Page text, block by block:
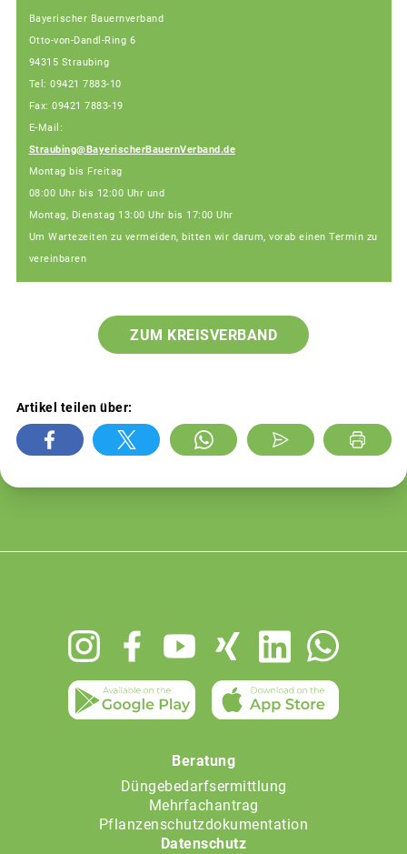
Bayerischer Bauernverband
Otto-von-Dandl-Ring 6
94315 Straubing
Tel: 09421 7883-10
Fax: 09421 7883-19
E-Mail:
Straubing@BayerischerBauernVerband.de
Montag bis Freitag
08:00 Uhr bis 12:00 Uhr und
Montag, Dienstag 13:00 Uhr bis 17:00 Uhr
Um Wartezeiten zu vermeiden, bitten wir darum, vorab einen Termin zu
vereinbaren
ZUM KREISVERBAND
Artikel teilen über:
Beratung
Düngebedarfsermittlung
Mehrfachantrag
Pflanzenschutzdokumentation
Datenschutz